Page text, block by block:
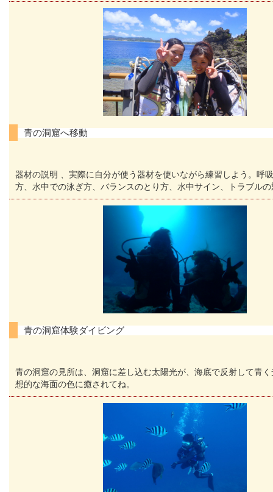
青の洞窟へ移動
器材の説明 、実際に自分が使う器材を使いながら練習しよう。呼
方、水中での泳ぎ方、バランスのとり方、水中サイン、トラブル
青の洞窟体験ダイビング
青の洞窟の見所は、洞窟に差し込む太陽光が、海底で反射して青
想的な海面の色に癒されてね。